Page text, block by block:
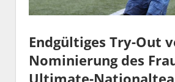
Endgültiges Try-Out
Nominierung des
Ultimate-